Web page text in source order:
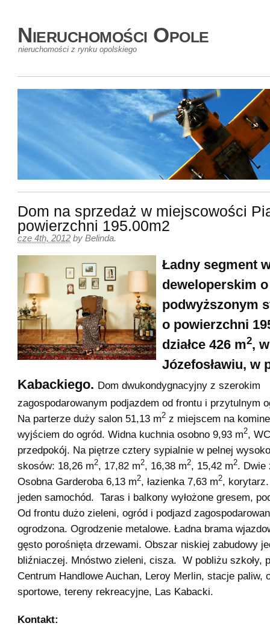
Nieruchomości Opole
nieruchomości z rynku opolskiego
Dom na sprzedaż w miejscowości
powierzchni 195.00m2
cze 4th, 2012 by Belinda.
Ładny segment
deweloperskim o
podwyższonym
o powierzchni
działce 426 m2, w
Józefosławiu, w
Kabackiego. Dom dwukondygnacyjny z szerokim
zagospodarowanym podjazdem od frontu i przytulnym
Na parterze duży salon 51,13 m2 z miejscem na
wyjściem do ogród. Widna kuchnia osobno 9,93 m2,
przedpokój. Na piętrze cztery sypialnie w pelnej
skosów: 18,26 m2, 17,82 m2, 16,38 m2, 15,42 m2. Dwie
Osobna Garderoba 6,13 m2, łazienka 7,63 m2,
jeden samochód. Taras i balkony wyłożone gresem,
Od frontu dużo zieleni, ogród i podjazd
ogrodzona. Ogrodzenie metalowe. Ładna brama
gęsto porośnięta drzewami. Obszar niskiej zabudowy
bliźniaczej. Mnóstwo zieleni, cisza. W pobliżu szkoły,
Centrum Handlowe Auchan, Leroy Merlin, stacje paliw,
sportowe, tereny rekreacyjne, Las Kabacki.
Kontakt: